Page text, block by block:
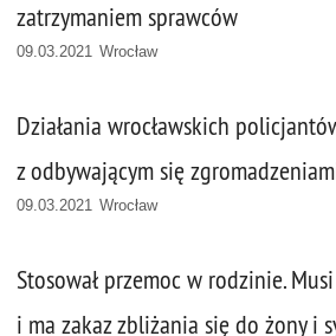
zatrzymaniem sprawców
09.03.2021 Wrocław
Działania wrocławskich
z odbywającym się
09.03.2021 Wrocław
Stosował przemoc w rodzinie.
i ma zakaz zbliżania się do żony i